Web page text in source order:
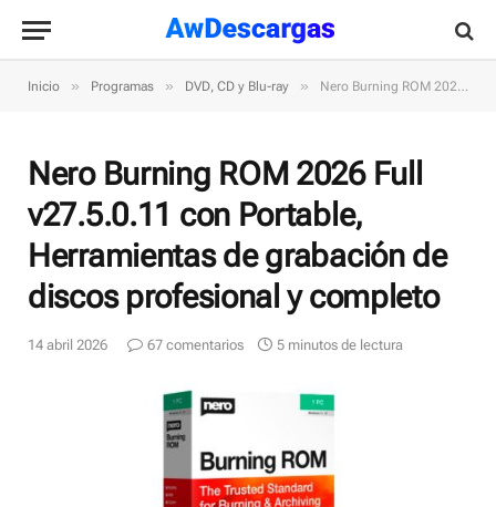
Inicio » Programas » DVD, CD y Blu-ray » Nero Burning ROM 2026 Full v27.5.0.11 con Portable, Herramientas de grabación de discos profesional y completo
Nero Burning ROM 2026 Full
v27.5.0.11 con Portable,
Herramientas de grabación de
discos profesional y completo
14 abril 2026 67 comentarios 5 minutos de lectura